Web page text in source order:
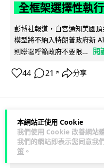
本網站正使用 Cookie
我們使用 Cookie 改善網站
我們的網站即表示您同意我
策 。
全框架選擇性執行
彭博社報道，白宮通知美國
模型將不納入特朗普政府新
則聯署呼籲政府不要限...
閱
44 21 ↗ 分享
人工智能
Vin